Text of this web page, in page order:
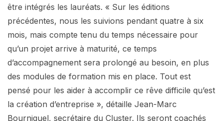
être intégrés les lauréats. « Sur les éditions
précédentes, nous les suivions pendant quatre à six
mois, mais compte tenu du temps nécessaire pour
qu’un projet arrive à maturité, ce temps
d’accompagnement sera prolongé au besoin, en plus
des modules de formation mis en place. Tout est
pensé pour les aider à accomplir ce rêve difficile qu’est
la création d’entreprise », détaille Jean-Marc
Bourniquel, secrétaire du Cluster. Ils seront coachés